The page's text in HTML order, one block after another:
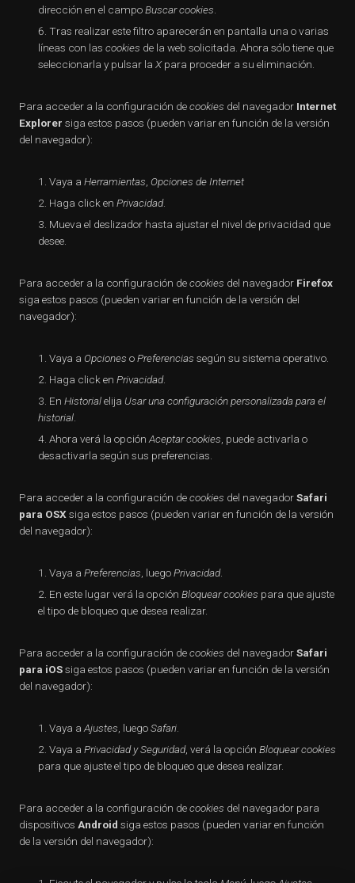
dirección en el campoBuscar cookies
Tras realizar este filtro aparecerán en pantalla una o varias
líneas con las cookies de la web solicitada. Ahora sólo tiene que
seleccionarla y pulsar la Xpara proceder a su eliminación.
Para acceder a la configuración decookies del navegador Internet
Explorer siga estos pasos (pueden variar en función de la versión
del navegador):
Vaya a Herramientas Opciones de Internet
Haga click en Privacidad.
Mueva el deslizador hasta ajustar el nivel de privacidad que
desee.
Para acceder a la configuración decookies del navegador Firefox
siga estos pasos (pueden variar en función de la versión del
navegador):
Vaya a Opciones oPreferencias según su sistema operativo.
Haga click en Privacidad.
En Historialelija Usar una configuración personalizada para el
historial
Ahora verá la opción Aceptar cookies , puede activarla o
desactivarla según sus preferencias.
Para acceder a la configuración decookies del navegadorSafari
para OSXsiga estos pasos (pueden variar en función de la versión
del navegador):
Vaya a Preferencias , luegoPrivacidad.
En este lugar verá la opción Bloquear cookies para que ajuste
el tipo de bloqueo que desea realizar.
Para acceder a la configuración decookies del navegadorSafari
para iOSsiga estos pasos (pueden variar en función de la versión
del navegador):
Vaya a Ajustes , luegoSafari
Vaya a Privacidad y Seguridad, verá la opción Bloquear cookies
para que ajuste el tipo de bloqueo que desea realizar.
Para acceder a la configuración decookies del navegador para
dispositivos Android siga estos pasos (pueden variar en función
de la versión del navegador):